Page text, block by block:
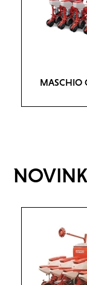
MASCHIO